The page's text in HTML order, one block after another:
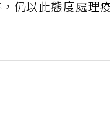
仍以此態度處理